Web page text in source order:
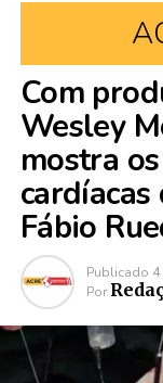
Com
Wesley
mostra
cardíacas
Fábio
Publicado 4
Por